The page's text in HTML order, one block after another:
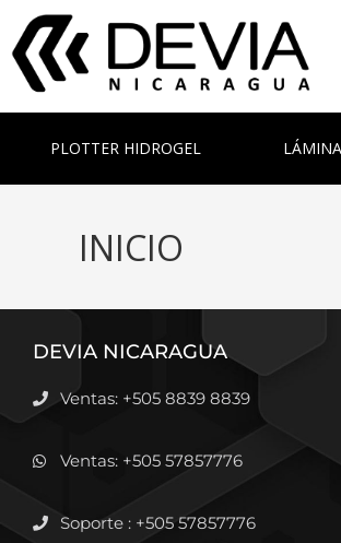
PLOTTER HIDROGEL
INICIO
DEVIA NICARAGUA
Ventas: +505 8839 8839
Ventas: +505 57857776
Soporte : +505 57857776